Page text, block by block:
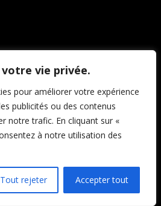
vie privée.
pour améliorer votre expérience
publicités ou des contenus
notre trafic. En cliquant sur «
à notre utilisation des
Tout rejeter Accepter tout